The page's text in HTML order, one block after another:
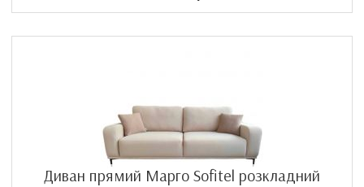
Диван прямий Марго Sofitel розкладний